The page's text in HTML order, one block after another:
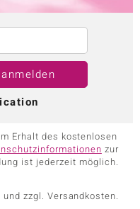
Erhalt des kostenlosen
zur
ist jederzeit möglich.
zzgl. Versandkosten.